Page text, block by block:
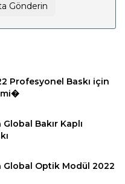
Gönderin
Profesyonel Baskı için
Bakır Kaplı
Global Optik Modül 2022